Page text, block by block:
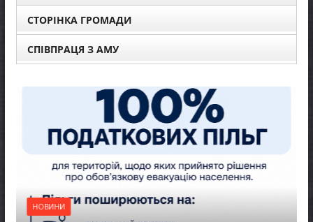
СТОРІНКА ГРОМАДИ
СПІВПРАЦЯ З АМУ
НОВИНИ